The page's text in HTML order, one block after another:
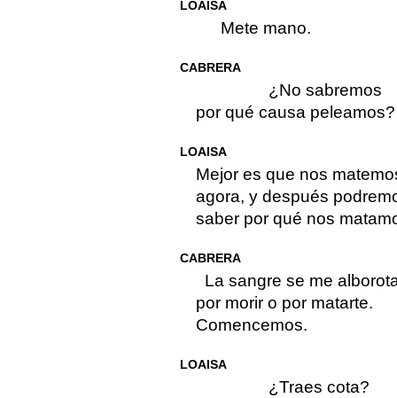
LOAISA
Mete mano.
CABRERA
¿No sabremos
por qué causa peleamos?
LOAISA
Mejor es que nos
agora, y después
saber por qué nos
CABRERA
La sangre se me
por morir o por matarte.
Comencemos.
LOAISA
¿Traes cota?